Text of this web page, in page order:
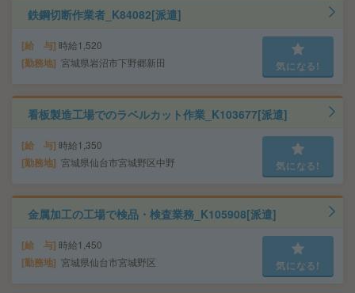
鉄鋼切断作業者_K84082[派遣]
給 与 時給1,520
勤務地 宮城県岩沼市下野郷新田 気になる!
看板製造工場でのラベルカット作業_K103677[派遣]
給 与 時給1,350
勤務地 宮城県仙台市宮城野区中野 気になる!
金属加工の工場で検品・検査業務_K105908[派遣]
給 与 時給1,450
勤務地 宮城県仙台市宮城野区 気になる!